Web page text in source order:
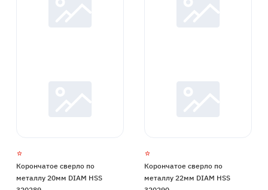
Корончатое сверло по
металлу 20мм DIAM HSS
Корончатое сверло по
металлу 22мм DIAM HSS